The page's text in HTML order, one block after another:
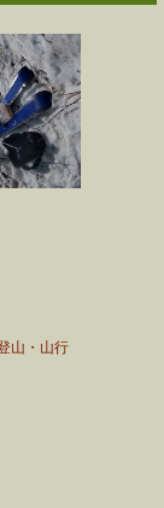
山・山行